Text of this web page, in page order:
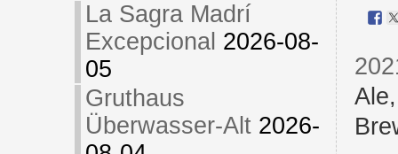
La Sagra Madrí
Excepcional 2026-08-
05
Gruthaus
Überwasser-Alt 2026-